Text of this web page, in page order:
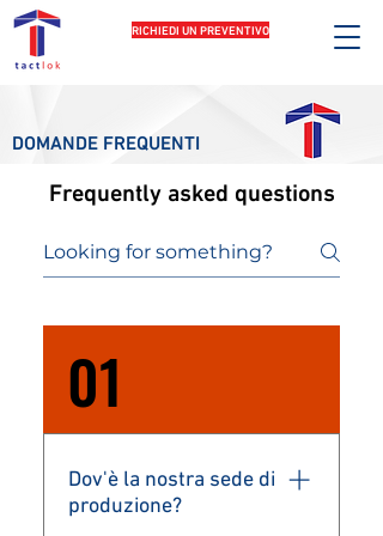
RICHIEDI UN PREVENTIVO
DOMANDE FREQUENTI
Frequently asked questions
01
Dov'è la nostra sede di
produzione?